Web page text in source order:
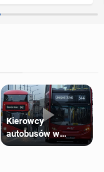
Kierowcy
autobusów w
Londynie